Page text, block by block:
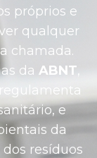
próprios e
qualquer
chamada.
da ABNT,
e
da
resíduos